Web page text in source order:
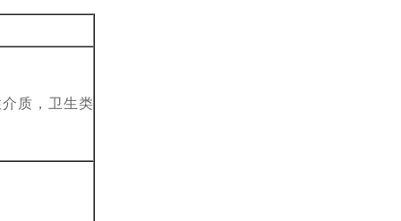
质，卫生类